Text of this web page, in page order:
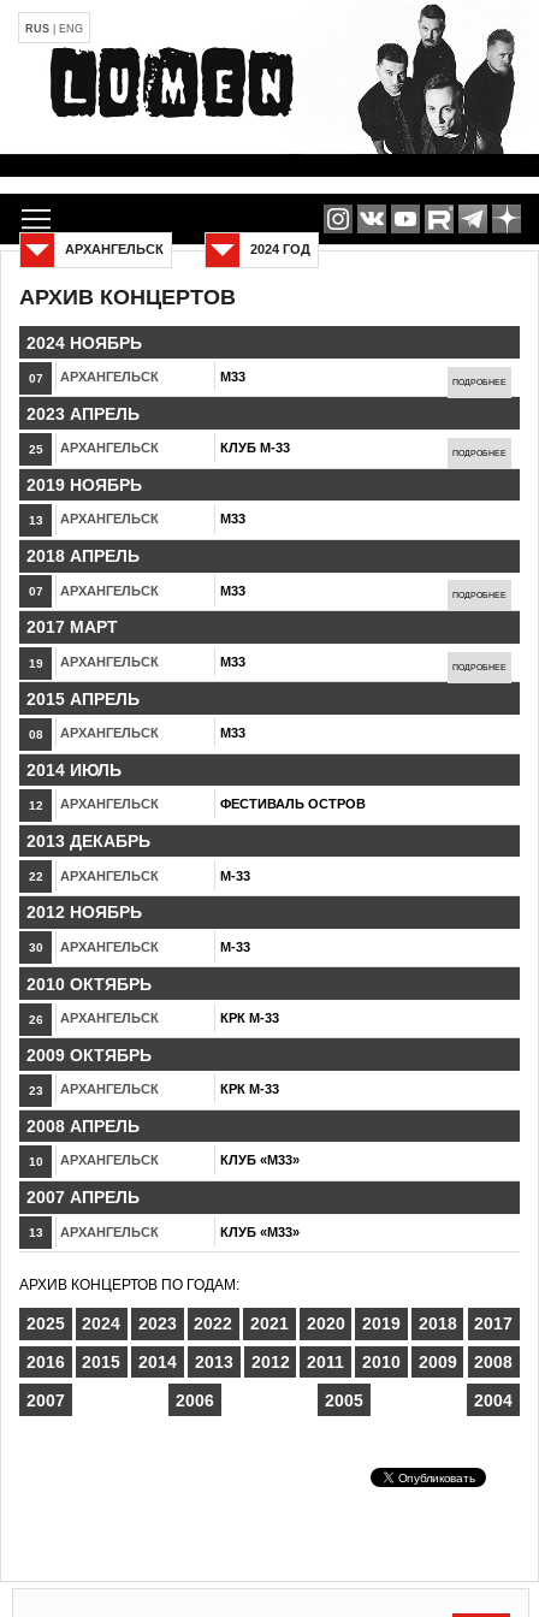
RUS ENG
АРХИВ КОНЦЕРТОВ
2024 ГОД
АРХАНГЕЛЬСК
2024 НОЯБРЬ
07 АРХАНГЕЛЬСК М33 ПОДРОБНЕЕ
2023 АПРЕЛЬ
25 АРХАНГЕЛЬСК КЛУБ М-33 ПОДРОБНЕЕ
2019 НОЯБРЬ
13 АРХАНГЕЛЬСК М33
2018 АПРЕЛЬ
07 АРХАНГЕЛЬСК М33 ПОДРОБНЕЕ
2017 МАРТ
19 АРХАНГЕЛЬСК М33 ПОДРОБНЕЕ
2015 АПРЕЛЬ
08 АРХАНГЕЛЬСК М33
2014 ИЮЛЬ
12 АРХАНГЕЛЬСК ФЕСТИВАЛЬ ОСТРОВ
2013 ДЕКАБРЬ
22 АРХАНГЕЛЬСК М-33
2012 НОЯБРЬ
30 АРХАНГЕЛЬСК М-33
2010 ОКТЯБРЬ
26 АРХАНГЕЛЬСК КРК М-33
2009 ОКТЯБРЬ
23 АРХАНГЕЛЬСК КРК М-33
2008 АПРЕЛЬ
10 АРХАНГЕЛЬСК КЛУБ «М33»
2007 АПРЕЛЬ
13 АРХАНГЕЛЬСК КЛУБ «М33»
АРХИВ КОНЦЕРТОВ ПО ГОДАМ:
2025 2024 2023 2022 2021 2020 2019 2018
2017
2016
2015 2014 2013 2012 2011 2010 2009
2008
2007
2006 2005 2004